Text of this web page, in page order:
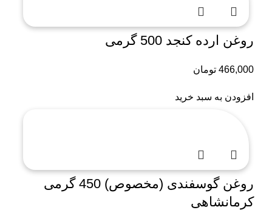
روغن ارده کنجد 500 گرمی
466,000 تومان
افزودن به سبد خرید
روغن گوسفندی (مخصوص) 450 گرمی
کرمانشاهی